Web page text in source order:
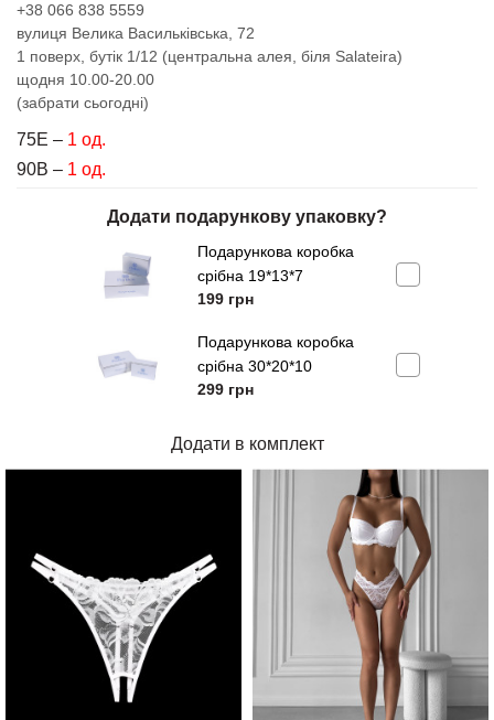
+38 066 838 5559
вулиця Велика Васильківська, 72
1 поверх, бутік 1/12 (центральна алея, біля Salateira)
щодня 10.00-20.00
(забрати сьогодні)
75Е – 1 од.
90B – 1 од.
Додати подарункову упаковку?
Подарункова коробка
срібна 19*13*7
199 грн
Подарункова коробка
срібна 30*20*10
299 грн
Додати в комплект